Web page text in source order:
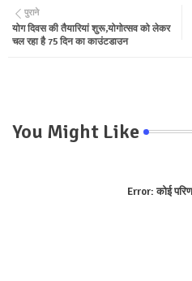
ter
पुराने
योग दिवस की तैयारियां शुरू,योगोत्सव को लेकर
चल रहा है 75 दिन का काउंटडाउन
You Might Like
Error:कोई